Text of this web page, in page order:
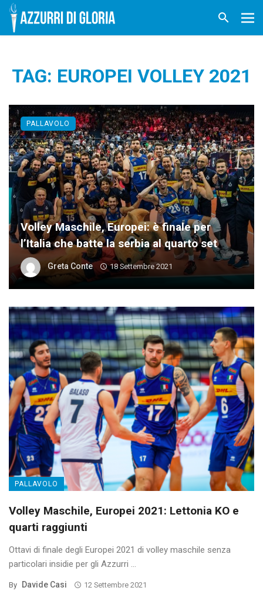
TAG: EUROPEI VOLLEY 2021
Volley Maschile, Europei: è finale per
l’Italia che batte la serbia al quarto set
Greta Conte 18 Settembre 2021
PALLAVOLO
PALLAVOLO
Volley Maschile, Europei 2021: Lettonia KO e
quarti raggiunti
Ottavi di finale degli Europei 2021 di volley maschile senza
particolari insidie per gli Azzurri ...
By Davide Casi 12 Settembre 2021